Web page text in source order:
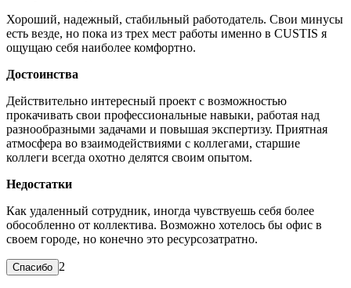
Хороший, надежный, стабильный работодатель. Свои минусы
есть везде, но пока из трех мест работы именно в CUSTIS я
ощущаю себя наиболее комфортно.
Достоинства
Действительно интересный проект с возможностью
прокачивать свои профессиональные навыки, работая над
разнообразными задачами и повышая экспертизу. Приятная
атмосфера во взаимодействиями с коллегами, старшие
коллеги всегда охотно делятся своим опытом.
Недостатки
Как удаленный сотрудник, иногда чувствуешь себя более
обособленно от коллектива. Возможно хотелось бы офис в
своем городе, но конечно это ресурсозатратно.
2